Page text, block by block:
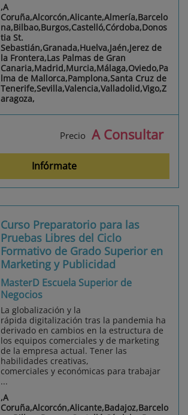
,A
Coruña,Alcorcón,Alicante,Almería,Barcelo
na,Bilbao,Burgos,Castelló,Córdoba,Donos
tia St.
Sebastián,Granada,Huelva,Jaén,Jerez de
la Frontera,Las Palmas de Gran
Canaria,Madrid,Murcia,Málaga,Oviedo,Pa
lma de Mallorca,Pamplona,Santa Cruz de
Tenerife,Sevilla,Valencia,Valladolid,Vigo,Z
aragoza,
Precio A Consultar
Infórmate
Curso Preparatorio para las
Pruebas Libres del Ciclo
Formativo de Grado Superior en
Marketing y Publicidad
MasterD Escuela Superior de
Negocios
La globalización y la
rápida digitalización tras la pandemia ha
derivado en cambios en la estructura de
los equipos comerciales y de marketing
de la empresa actual. Tener las
habilidades creativas,
comerciales y económicas para trabajar
...
,A
Coruña,Alcorcón,Alicante,Badajoz,Barcelo